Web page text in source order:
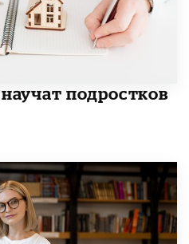
подростков